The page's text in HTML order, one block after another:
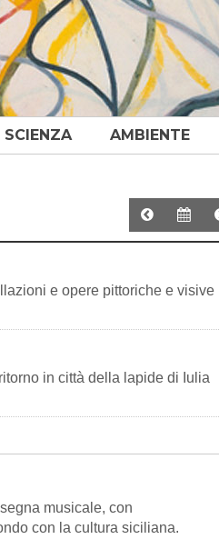
SCIENZA AMBIENTE
e opere pittoriche e visive
in città della lapide di Iulia
musicale, con
con la cultura siciliana.